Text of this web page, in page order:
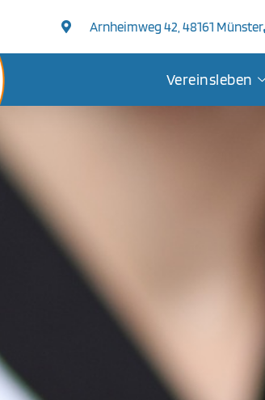
Arnheimweg 42, 48161 Münster
Vereinsleben